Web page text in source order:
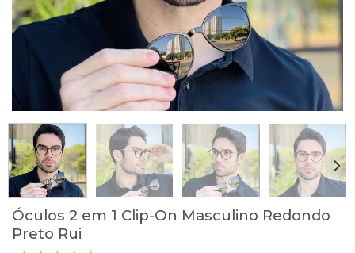
Óculos 2 em 1 Clip-On Masculino Redondo
Preto Rui